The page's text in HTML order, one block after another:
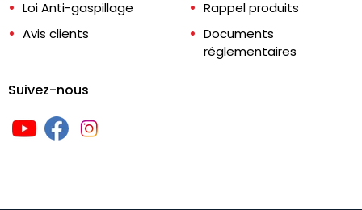
Loi Anti-gaspillage
Avis clients
Rappel produits
Documents
réglementaires
Suivez-nous